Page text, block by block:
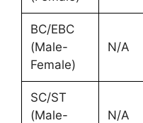
BC/EBC
(Male-
Female)
N/A
SC/ST
(Male-
N/A